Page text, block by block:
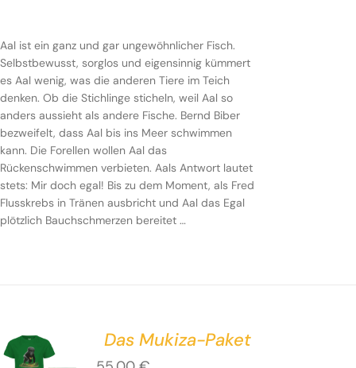
Aal ist ein ganz und gar ungewöhnlicher Fisch.
Selbstbewusst, sorglos und eigensinnig kümmert
es Aal wenig, was die anderen Tiere im Teich
denken. Ob die Stichlinge sticheln, weil Aal so
anders aussieht als andere Fische. Bernd Biber
bezweifelt, dass Aal bis ins Meer schwimmen
kann. Die Forellen wollen Aal das
Rückenschwimmen verbieten. Aals Antwort lautet
stets: Mir doch egal! Bis zu dem Moment, als Fred
Flusskrebs in Tränen ausbricht und Aal das Egal
plötzlich Bauchschmerzen bereitet …
Das Mukiza-Paket